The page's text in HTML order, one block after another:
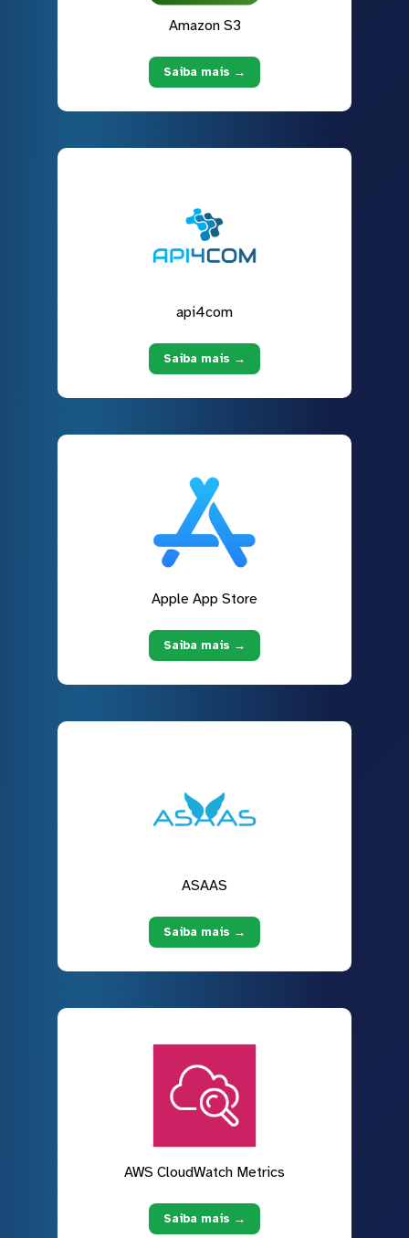
Amazon S3
Saiba mais →
api4com
Saiba mais →
Apple App Store
Saiba mais →
ASAAS
Saiba mais →
AWS CloudWatch Metrics
Saiba mais →